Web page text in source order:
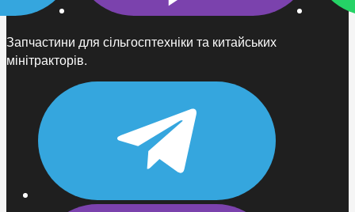
Запчастини для сільгосптехніки та китайських
мінітракторів.